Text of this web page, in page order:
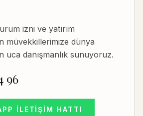
izni ve yatırım
müvekkillerimize dünya
uca danışmanlık sunuyoruz.
96
İLETIŞIM HATTI